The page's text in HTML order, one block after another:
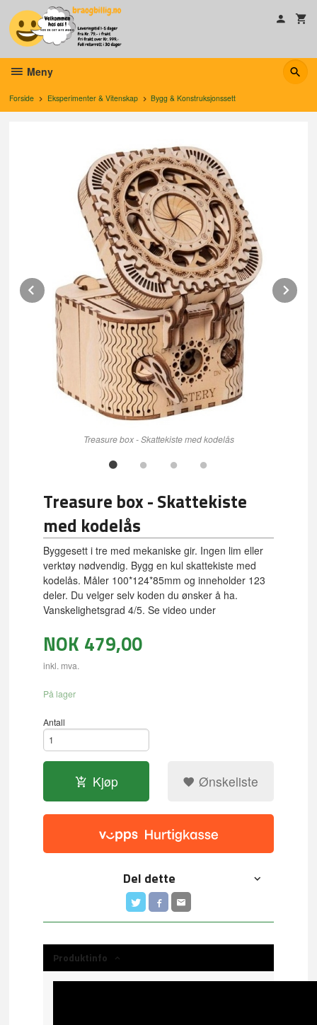
innholdet
Meny
Forside Eksperimenter & Vitenskap Bygg & Konstruksjonssett
Treasure box - Skattekiste med kodelås
Prev
Treasure box - Skattekiste
med kodelås
Byggesett i tre med mekaniske gir. Ingen lim eller
verktøy nødvendig. Bygg en kul skattekiste med
kodelås. Måler 100*124*85mm og inneholder 123
deler. Du velger selv koden du ønsker å ha.
Vanskelighetsgrad 4/5. Se video under
NOK 479,00
inkl. mva.
På lager
Antall
Kjøp Ønskeliste
Del dette
Produktinfo